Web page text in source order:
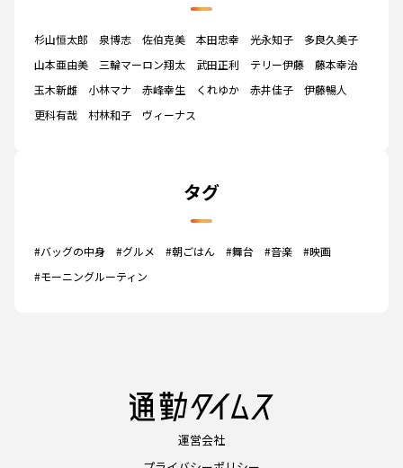
杉山恒太郎 泉博志 佐伯克美 本田忠幸 光永知子
多良久美子
山本亜由美
三輪マーロン翔太 武田正利 テリー伊藤
藤本幸治
玉木新雌
小林マナ 赤峰幸生 くれゆか 赤井佳子
伊藤暢人
更科有哉
村林和子 ヴィーナス
タグ
#バッグの中身 #グルメ #朝ごはん #舞台 #音楽
#映画
#モーニングルーティン
運営会社